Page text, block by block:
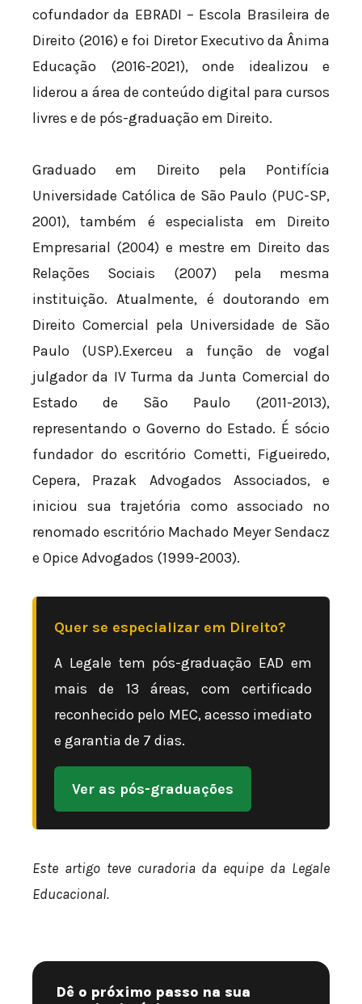
cofundador da EBRADI – Escola Brasileira de
Direito (2016) e foi Diretor Executivo da Ânima
Educação (2016-2021), onde idealizou e
liderou a área de conteúdo digital para cursos
livres e de pós-graduação em Direito.
Graduado em Direito pela Pontifícia
Universidade Católica de São Paulo (PUC-SP,
2001), também é especialista em Direito
Empresarial (2004) e mestre em Direito das
Relações Sociais (2007) pela mesma
instituição. Atualmente, é doutorando em
Direito Comercial pela Universidade de São
Paulo (USP).Exerceu a função de vogal
julgador da IV Turma da Junta Comercial do
Estado de São Paulo (2011-2013),
representando o Governo do Estado. É sócio
fundador do escritório Cometti, Figueiredo,
Cepera, Prazak Advogados Associados, e
iniciou sua trajetória como associado no
renomado escritório Machado Meyer Sendacz
e Opice Advogados (1999-2003).
Quer se especializar em Direito?
A Legale tem pós-graduação EAD em
mais de 13 áreas, com certificado
reconhecido pelo MEC, acesso imediato
e garantia de 7 dias.
Ver as pós-graduações
Este artigo teve curadoria da equipe da Legale
Educacional.
Dê o próximo passo na sua